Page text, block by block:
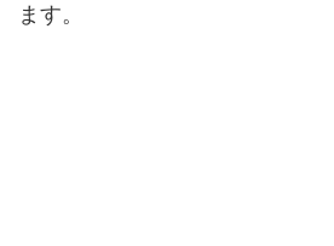
ます。